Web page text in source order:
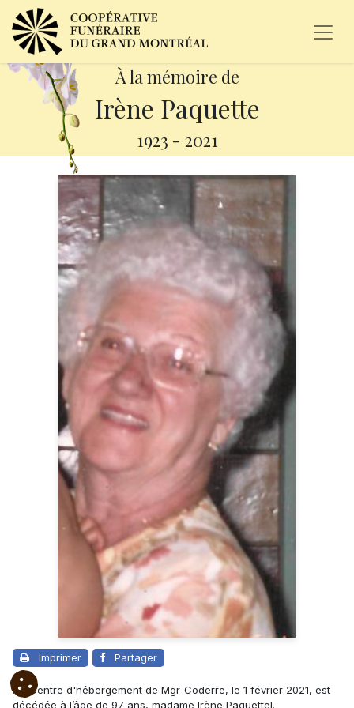
À la mémoire de
Irène Paquette
1923 - 2021
Imprimer Partager
Au Centre d'hébergement de Mgr-Coderre, le 1 février 2021, est
décédée à l’âge de 97 ans, madame Irène Paquettel.